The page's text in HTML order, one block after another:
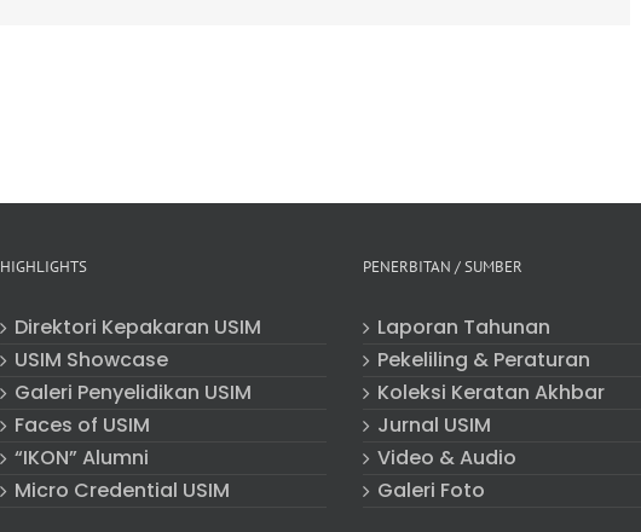
HIGHLIGHTS
Direktori Kepakaran USIM
USIM Showcase
Galeri Penyelidikan USIM
Faces of USIM
“IKON” Alumni
Micro Credential USIM
PENERBITAN / SUMBER
Laporan Tahunan
Pekeliling & Peraturan
Koleksi Keratan Akhbar
Jurnal USIM
Video & Audio
Galeri Foto